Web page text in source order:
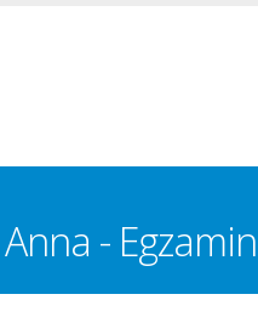
- Egzamin